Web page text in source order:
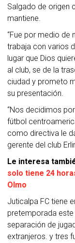
Salgado de origen
mantiene.
“Fue por medio de
trabaja con varios
lugar que Dios
al club, se de la
ciudad y prometo
su presentación.
“Nos decidimos
fútbol
como directiva le
gerente del club
Le interesa
solo tiene 24
Olmo
Juticalpa FC tiene
pretemporada
separación de
extranjeros. y tres